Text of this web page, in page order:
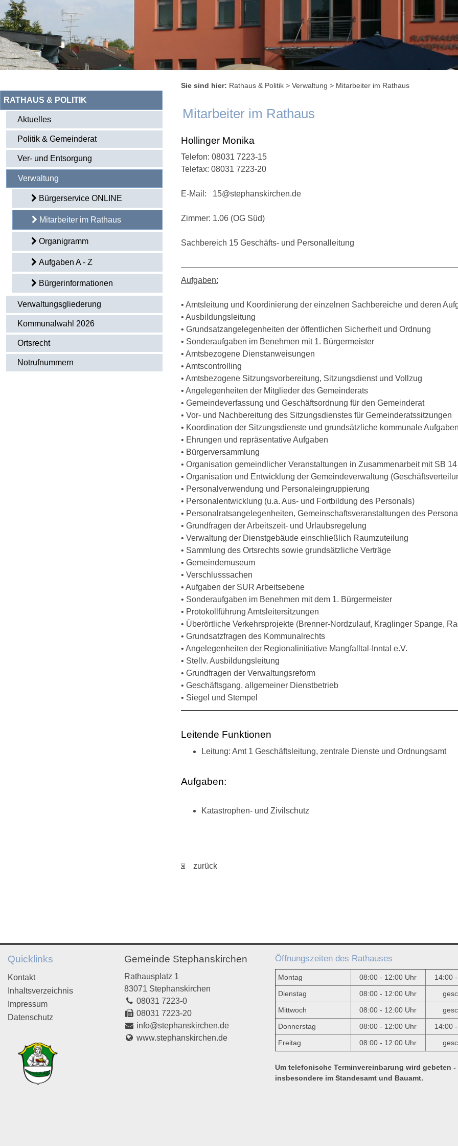
RATHAUS & POLITIK
Aktuelles
Politik & Gemeinderat
Ver- und Entsorgung
Verwaltung
Bürgerservice ONLINE
Mitarbeiter im Rathaus
Organigramm
Aufgaben A - Z
Bürgerinformationen
Verwaltungsgliederung
Kommunalwahl 2026
Ortsrecht
Notrufnummern
Sie sind hier: Rathaus & Politik > Verwaltung > Mitarbeiter im Rathaus
Mitarbeiter im Rathaus
Hollinger Monika
Telefon: 08031 7223-15
Telefax: 08031 7223-20
E-Mail: 15@stephanskirchen.de
Zimmer: 1.06 (OG Süd)
Sachbereich 15 Geschäfts- und Personalleitung
Aufgaben:
• Amtsleitung und Koordinierung der einzelnen Sachbereiche und deren
• Ausbildungsleitung
• Grundsatzangelegenheiten der öffentlichen Sicherheit und Ordnung
• Sonderaufgaben im Benehmen mit 1. Bürgermeister
• Amtsbezogene Dienstanweisungen
• Amtscontrolling
• Amtsbezogene Sitzungsvorbereitung, Sitzungsdienst und Vollzug
• Angelegenheiten der Mitglieder des Gemeinderats
• Gemeindeverfassung und Geschäftsordnung für den Gemeinderat
• Vor- und Nachbereitung des Sitzungsdienstes für Gemeinderatssitzungen
• Koordination der Sitzungsdienste und grundsätzliche kommunale Aufgaben
• Ehrungen und repräsentative Aufgaben
• Bürgerversammlung
• Organisation gemeindlicher Veranstaltungen in Zusammenarbeit mit SB 14
• Organisation und Entwicklung der Gemeindeverwaltung
• Personalverwendung und Personaleingruppierung
• Personalentwicklung (u.a. Aus- und Fortbildung des Personals)
• Personalratsangelegenheiten, Gemeinschaftsveranstaltungen des
• Grundfragen der Arbeitszeit- und Urlaubsregelung
• Verwaltung der Dienstgebäude einschließlich Raumzuteilung
• Sammlung des Ortsrechts sowie grundsätzliche Verträge
• Gemeindemuseum
• Verschlusssachen
• Aufgaben der SUR Arbeitsebene
• Sonderaufgaben im Benehmen mit dem 1. Bürgermeister
• Protokollführung Amtsleitersitzungen
• Überörtliche Verkehrsprojekte (Brenner-Nordzulauf, Kraglinger Spange,
• Grundsatzfragen des Kommunalrechts
• Angelegenheiten der Regionalinitiative Mangfalltal-Inntal e.V.
• Stellv. Ausbildungsleitung
• Grundfragen der Verwaltungsreform
• Geschäftsgang, allgemeiner Dienstbetrieb
• Siegel und Stempel
Leitende Funktionen
Leitung: Amt 1 Geschäftsleitung, zentrale Dienste und Ordnungsamt
Aufgaben:
Katastrophen- und Zivilschutz
zurück
Quicklinks
Kontakt
Inhaltsverzeichnis
Impressum
Datenschutz
Gemeinde Stephanskirchen
Rathausplatz 1
83071 Stephanskirchen
08031 7223-0
08031 7223-20
info@stephanskirchen.de
www.stephanskirchen.de
Öffnungszeiten des Rathauses
Montag 08:00 - 12:00 Uhr
14:00
Dienstag
08:00 - 12:00 Uhr
Mittwoch
08:00 - 12:00 Uhr
Donnerstag
08:00 - 12:00 Uhr
14:00
Freitag
08:00 - 12:00 Uhr
Um telefonische Terminvereinbarung wird gebeten -
insbesondere im Standesamt und Bauamt.